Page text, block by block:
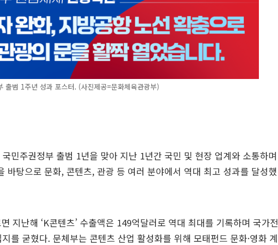
출범 1주년 성과 포스터. (사진제공=문화체육관광부)
민주권정부 출범 1년을 맞아 지난 1년간 국민 및 현장 업계와 소통하며
바탕으로 문화, 콘텐츠, 관광 등 여러 분야에서 역대 최고 성과를 달성했
지난해 ‘K콘텐츠’ 수출액은 149억달러로 역대 최대를 기록하며 국가전
를 굳혔다. 문체부는 콘텐츠 산업 활성화를 위해 모태펀드 문화·영화 계